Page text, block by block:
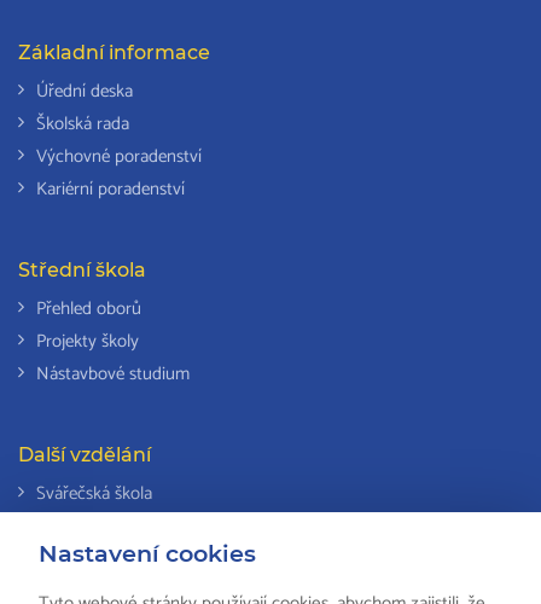
Nastavení cookies
Základní informace
Úřední deska
Školská rada
Výchovné poradenství
Kariérní poradenství
Střední škola
Přehled oborů
Projekty školy
Nástavbové studium
Další vzdělání
Svářečská škola
Národní soustava kvalifikací